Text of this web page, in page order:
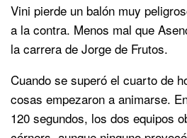
Vini pierde un balón muy
a la contra. Menos mal que
la carrera de Jorge de Frutos.
Cuando se superó el cuarto de
cosas empezaron a animarse.
120 segundos, los dos equipos